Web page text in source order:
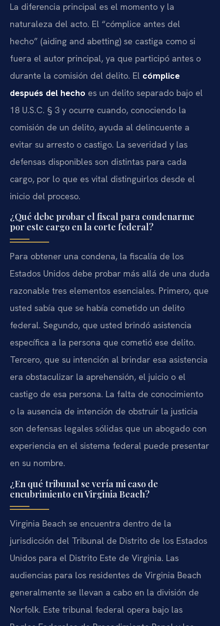
La diferencia principal es el momento y la
naturaleza del acto. El “cómplice antes del
hecho” (aiding and abetting) se castiga como si
fuera el autor principal, ya que participó antes o
durante la comisión del delito. El cómplice
después del hecho es un delito separado bajo el
18 U.S.C. § 3 y ocurre cuando, conociendo la
comisión de un delito, ayuda al delincuente a
evitar su arresto o castigo. La severidad y las
defensas disponibles son distintas para cada
cargo, por lo que es vital distinguirlos desde el
inicio del proceso.
¿Qué debe probar el fiscal para condenarme
por este cargo en la corte federal?
Para obtener una condena, la fiscalía de los
Estados Unidos debe probar más allá de una duda
razonable tres elementos esenciales. Primero, que
usted sabía que se había cometido un delito
federal. Segundo, que usted brindó asistencia
específica a la persona que cometió ese delito.
Tercero, que su intención al brindar esa asistencia
era obstaculizar la aprehensión, el juicio o el
castigo de esa persona. La falta de conocimiento
o la ausencia de intención de obstruir la justicia
son defensas legales sólidas que un abogado con
experiencia en el sistema federal puede presentar
en su nombre.
¿En qué tribunal se vería mi caso de
encubrimiento en Virginia Beach?
Virginia Beach se encuentra dentro de la
jurisdicción del Tribunal de Distrito de los Estados
Unidos para el Distrito Este de Virginia. Las
audiencias para los residentes de Virginia Beach
generalmente se llevan a cabo en la división de
Norfolk. Este tribunal federal opera bajo las